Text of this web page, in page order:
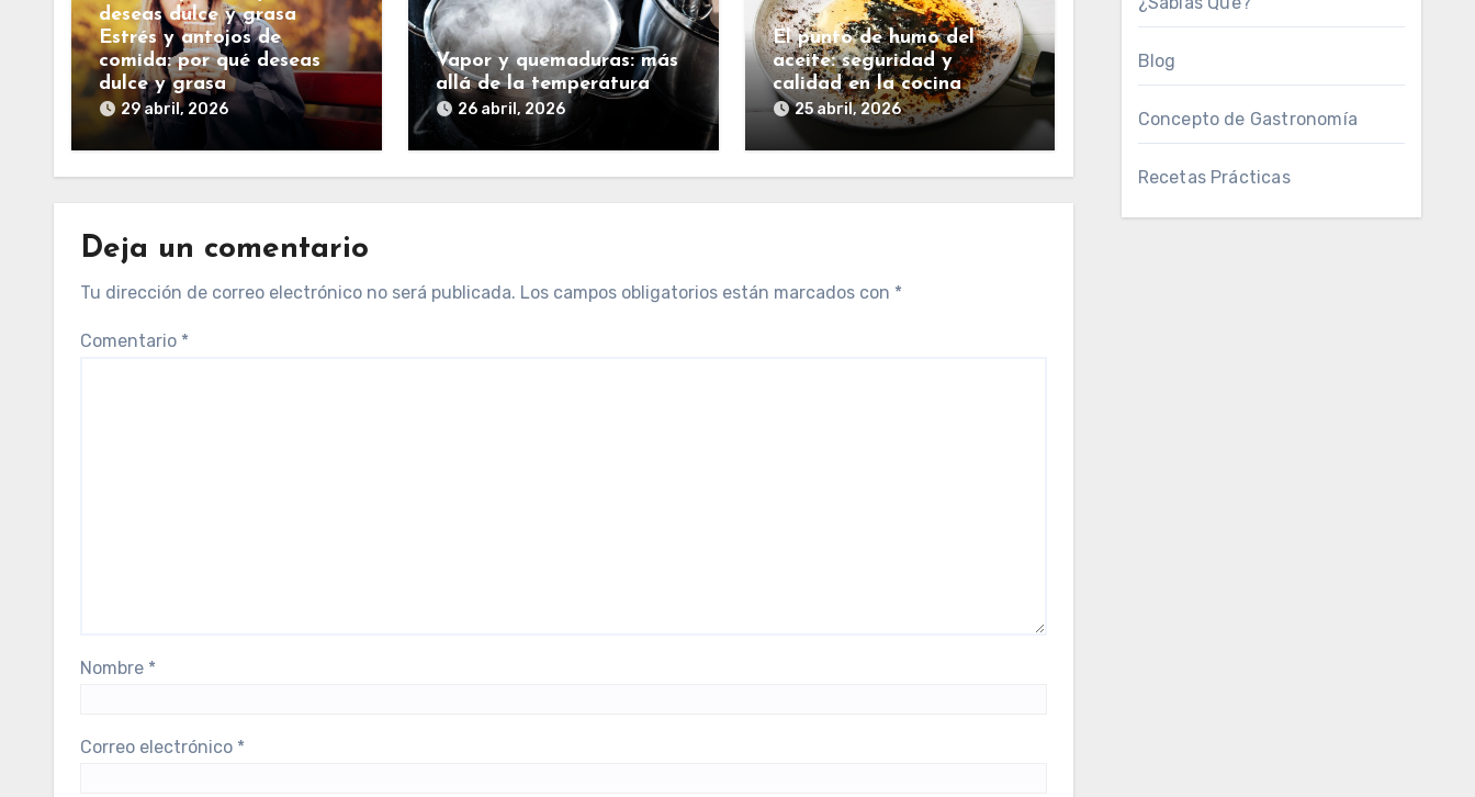
deseas dulce y grasa
Estrés y antojos de
comida: por qué deseas
dulce y grasa
29 abril, 2026
Vapor y quemaduras: más
allá de la temperatura
26 abril, 2026
El punto de humo del
aceite: seguridad y
calidad en la cocina
25 abril, 2026
Deja un comentario
Tu dirección de correo electrónico no será publicada. Los campos obligatorios están marcados con *
Comentario *
Nombre *
Correo electrónico *
Blog
Concepto de Gastronomía
Recetas Prácticas